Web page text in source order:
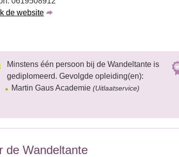
de website
Minstens één persoon bij de Wandeltante is
gediplomeerd. Gevolgde opleiding(en):
Martin Gaus Academie (Uitlaatservice)
de Wandeltante